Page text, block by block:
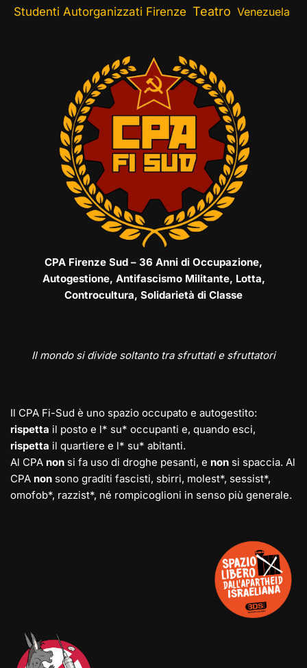
Studenti Autorganizzati Firenze Teatro Venezuela
CPA Firenze Sud – 36 Anni di Occupazione,
Autogestione, Antifascismo Militante, Lotta,
Controcultura, Solidarietà di Classe
Il mondo si divide soltanto tra sfruttati e sfruttatori
Il CPA Fi-Sud è uno spazio occupato e autogestito:
rispetta il posto e l* su* occupanti e, quando esci,
rispetta il quartiere e l* su* abitanti.
Al CPA non si fa uso di droghe pesanti, e non si spaccia. Al
CPA non sono graditi fascisti, sbirri, molest*, sessist*,
omofob*, razzist*, né rompicoglioni in senso più generale.